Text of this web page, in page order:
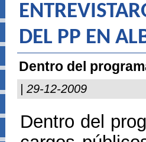
DEL PP EN
Dentro del
| 29-12-2009
Dentro del